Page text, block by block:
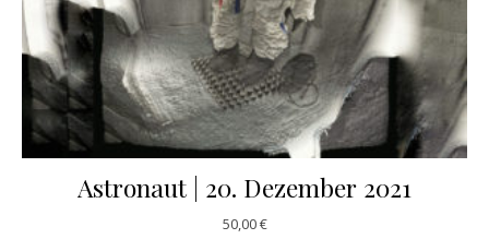
Astronaut | 20. Dezember 2021
50,00€